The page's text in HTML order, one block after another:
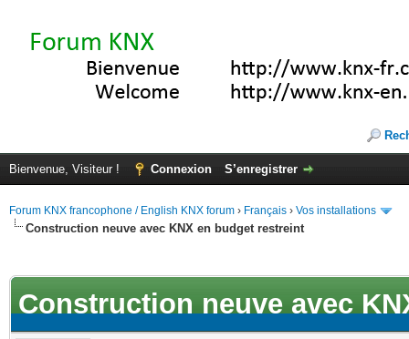
Bienvenue, Visiteur ! Connexion S’enregistrer
Forum KNX francophone / English KNX forum › Français › Vos installations
Construction neuve avec KNX en budget restreint
Construction neuve avec